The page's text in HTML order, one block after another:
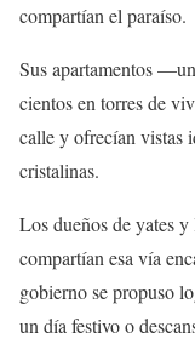
compartían el paraíso.
Sus apartamentos
cientos en torres de
calle y ofrecían vistas
cristalinas.
Los dueños de yates
compartían esa vía
gobierno se propuso
un día festivo o